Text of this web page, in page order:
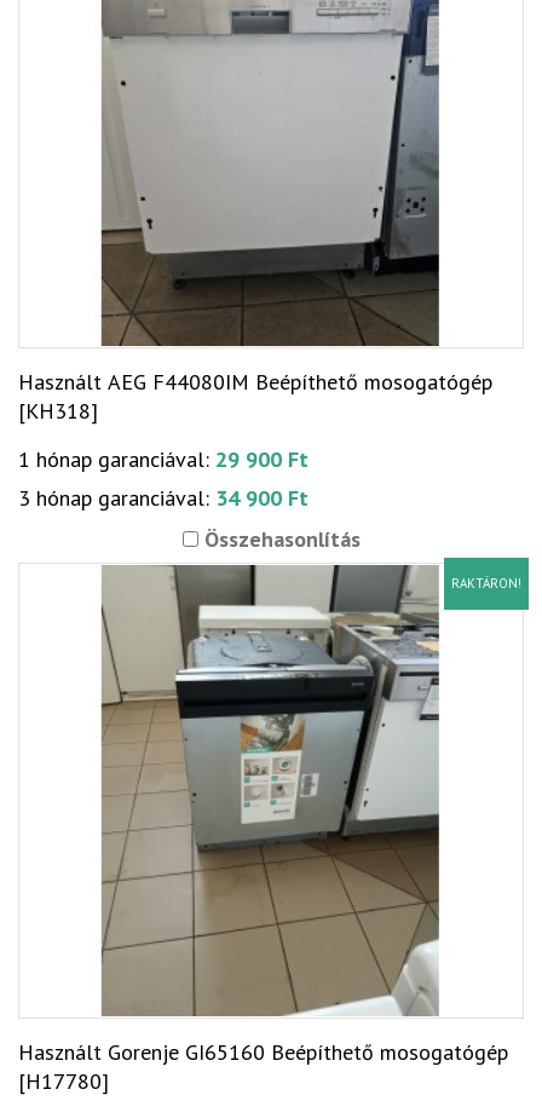
Használt AEG F44080IM Beépíthető mosogatógép
[KH318]
1 hónap garanciával: 29 900 Ft
3 hónap garanciával: 34 900 Ft
Összehasonlítás
RAKTÁRON!
Használt Gorenje GI65160 Beépíthető mosogatógép
[H17780]